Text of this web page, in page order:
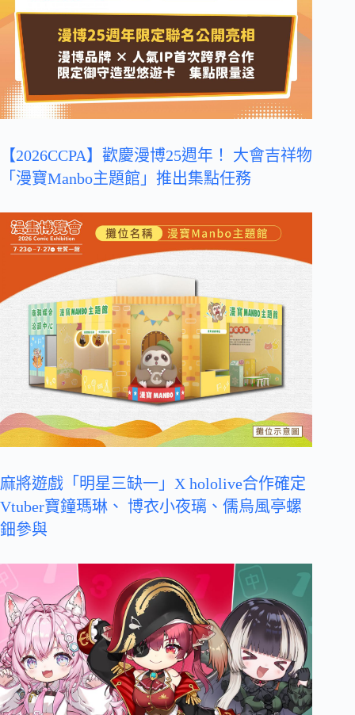
【2026CCPA】歡慶漫博25週年！ 大會吉祥物
「漫寶Manbo主題館」推出集點任務
麻將遊戲「明星三缺一」X hololive合作確定
Vtuber寶鐘瑪琳、 博衣小夜璃、儒烏風亭螺
鈿參與